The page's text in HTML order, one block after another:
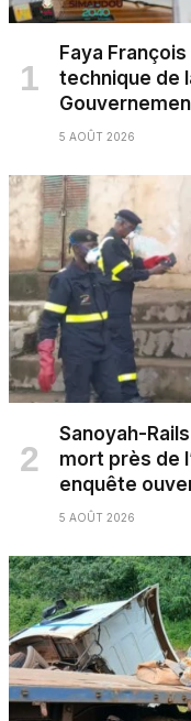
Faya
technique de
5 AOÛT 2026
Sanoyah-
mort près de
enquête
5 AOÛT 2026